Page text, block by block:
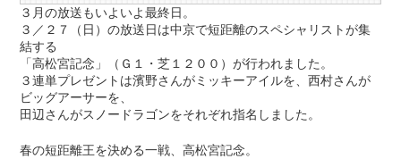
３月の放送もいよいよ最終日。
３／２７（日）の放送日は中京で短距離のスペシャリストが集
結する
「高松宮記念」（Ｇ１・芝１２００）が行われました。
３連単プレゼントは濱野さんがミッキーアイルを、西村さんが
ビッグアーサーを、
田辺さんがスノードラゴンをそれぞれ指名しました。
春の短距離王を決める一戦、高松宮記念。